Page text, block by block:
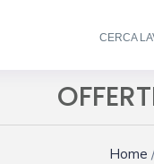
CERCA
Home